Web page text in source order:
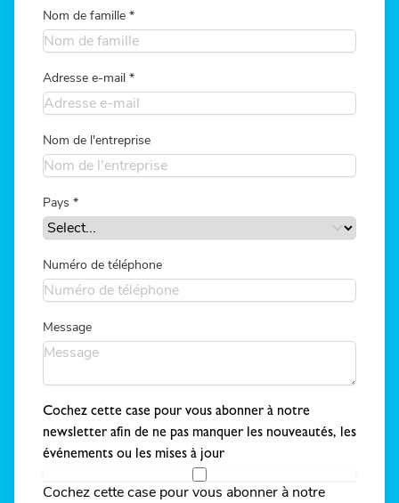
Nom de famille *
Adresse e-mail *
Nom de l'entreprise
Pays *
Numéro de téléphone
Message
Cochez cette case pour vous abonner à notre
newsletter afin de ne pas manquer les nouveautés, les
événements ou les mises à jour
Cochez cette case pour vous abonner à notre